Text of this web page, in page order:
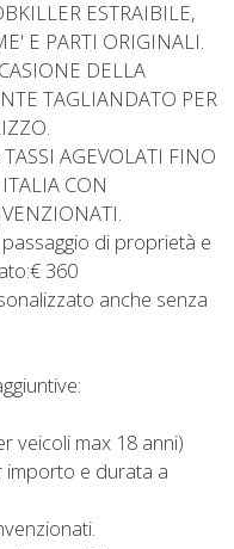
ESTRAIBILE,
E PARTI ORIGINALI.
DELLA
TAGLIANDATO PER
AGEVOLATI FINO
CON
di proprietà e
360
anche senza
veicoli max 18 anni)
importo e durata a